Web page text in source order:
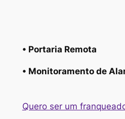
• Portaria Remota
• Monitoramento de
Quero ser um